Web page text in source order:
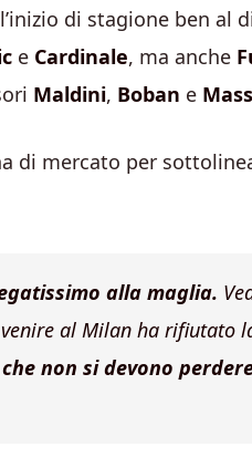
di stagione ben al
e Cardinale, ma anche
Maldini, Boban e
di mercato per
alla maglia.
al Milan ha rifiutato
non si devono